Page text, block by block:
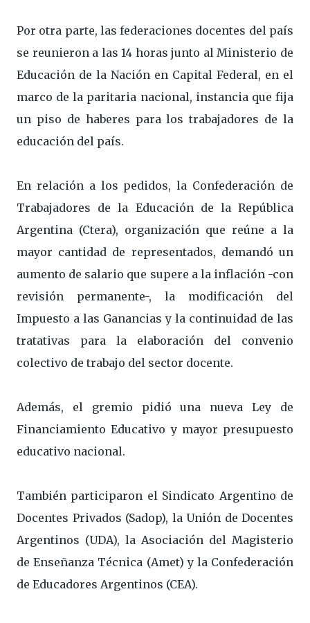
Por otra parte, las federaciones docentes del país
se reunieron a las 14 horas junto al Ministerio de
Educación de la Nación en Capital Federal, en el
marco de la paritaria nacional, instancia que fija
un piso de haberes para los trabajadores de la
educación del país.
En relación a los pedidos, la Confederación de
Trabajadores de la Educación de la República
Argentina (Ctera), organización que reúne a la
mayor cantidad de representados, demandó un
aumento de salario que supere a la inflación -con
revisión permanente-, la modificación del
Impuesto a las Ganancias y la continuidad de las
tratativas para la elaboración del convenio
colectivo de trabajo del sector docente.
Además, el gremio pidió una nueva Ley de
Financiamiento Educativo y mayor presupuesto
educativo nacional.
También participaron el Sindicato Argentino de
Docentes Privados (Sadop), la Unión de Docentes
Argentinos (UDA), la Asociación del Magisterio
de Enseñanza Técnica (Amet) y la Confederación
de Educadores Argentinos (CEA).